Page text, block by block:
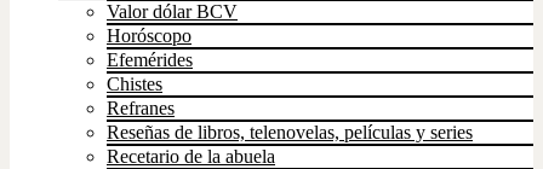
Valor dólar BCV
Horóscopo
Efemérides
Chistes
Refranes
Reseñas de libros, telenovelas, películas y series
Recetario de la abuela